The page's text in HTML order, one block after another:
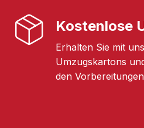
Kostenlose
Erhalten Sie mit
Umzugskartons
den